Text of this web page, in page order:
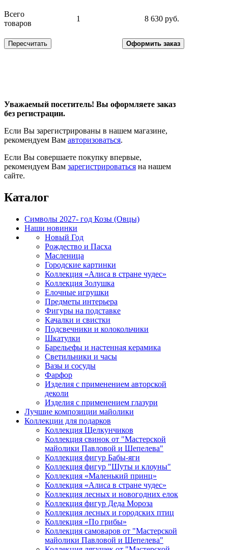
Всего
товаров
1 8 630 руб.
Уважаемый посетитель! Вы оформляете заказ
без регистрации.
Если Вы зарегистрированы в нашем магазине,
рекомендуем Вам авторизоваться.
Если Вы совершаете покупку впервые,
рекомендуем Вам зарегистрироваться на нашем
сайте.
Каталог
Символы 2027- год Козы (Овцы)
Наши новинки
Новый Год
Рождество и Пасха
Масленица
Городские картинки
Коллекция «Алиса в стране чудес»
Коллекция Золушка
Елочные игрушки
Предметы интерьера
Фигуры на подставке
Качалки и свистки
Подсвечники и колокольчики
Шкатулки
Барельефы и настенная керамика
Светильники и часы
Вазы и сосуды
Фарфор
Изделия с применением авторской
деколи
Изделия с применением глазури
Лучшие композиции майолики
Коллекции для подарков
Коллекция Щелкунчиков
Коллекция свинок от "Мастерской
майолики Павловой и Шепелева"
Коллекция фигур Бабы-яги
Коллекция фигур "Шуты и клоуны"
Коллекция «Маленький принц»
Коллекция «Алиса в стране чудес»
Коллекция лесных и новогодних елок
Коллекция фигур Деда Мороза
Коллекция лесных и городских птиц
Коллекция «По грибы»
Коллекция самоваров от "Мастерской
майолики Павловой и Шепелева"